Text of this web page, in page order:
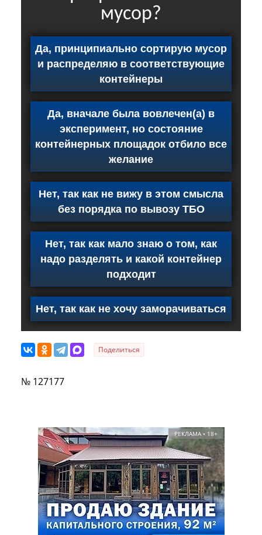
мусор?
Да, принципиально сортирую мусор
и распределяю в соответствующие
контейнеры
Да, вначале была вовлечен(а) в
эксперимент, но состояние
контейнерных площадок отбило все
желание
Нет, так как не вижу в этом смысла
без порядка по вывозу ТБО
Нет, так как мало знаю о том, как
надо разделять и какой контейнер
подходит
Нет, так как не хочу заморачиваться
Поделиться
№ 127177
РЕКЛАМА • 18+